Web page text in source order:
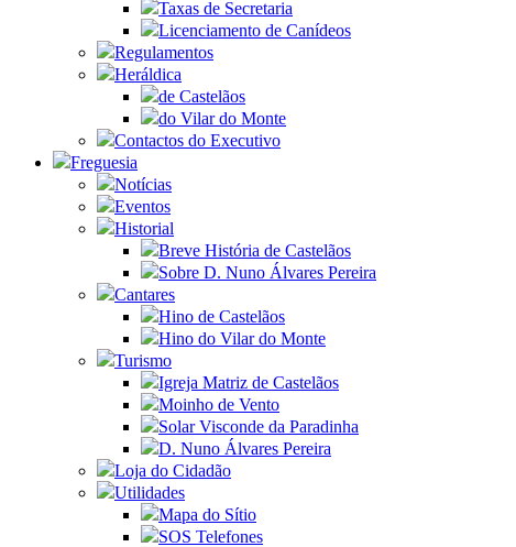
Taxas de Secretaria
Licenciamento de Canídeos
Regulamentos
Heráldica
de Castelãos
do Vilar do Monte
Contactos do Executivo
Freguesia
Notícias
Eventos
Historial
Breve História de Castelãos
Sobre D. Nuno Álvares Pereira
Cantares
Hino de Castelãos
Hino do Vilar do Monte
Turismo
Igreja Matriz de Castelãos
Moinho de Vento
Solar Visconde da Paradinha
D. Nuno Álvares Pereira
Loja do Cidadão
Utilidades
Mapa do Sítio
SOS Telefones